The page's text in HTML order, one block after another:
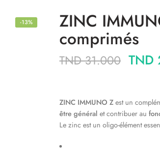
-13% ZINC
comprimés
TND31.000 TND
ZINC IMMUNO Zest un
être général et contribuer au
Le zinc est un oligo-élément